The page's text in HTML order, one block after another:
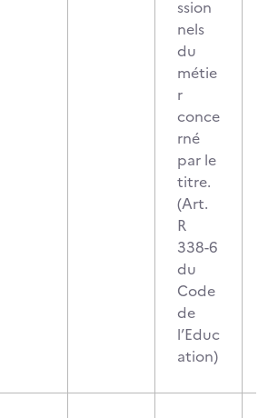
ssion
nels
du
métie
r
conce
rné
par le
titre.
(Art.
R
338-6
du
Code
de
l’Educ
ation)